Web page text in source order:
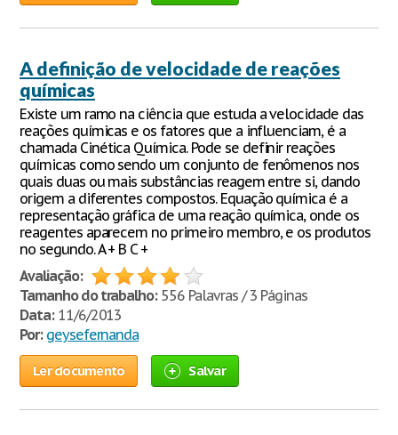
A definição de velocidade de reações
químicas
Existe um ramo na ciência que estuda a velocidade das
reações químicas e os fatores que a influenciam, é a
chamada Cinética Química. Pode se definir reações
químicas como sendo um conjunto de fenômenos nos
quais duas ou mais substâncias reagem entre si, dando
origem a diferentes compostos. Equação química é a
representação gráfica de uma reação química, onde os
reagentes aparecem no primeiro membro, e os produtos
no segundo. A + B C +
Avaliação:
Tamanho do trabalho:556 Palavras / 3 Páginas
Data:11/6/2013
Por: geysefernanda
Ler documento Salvar